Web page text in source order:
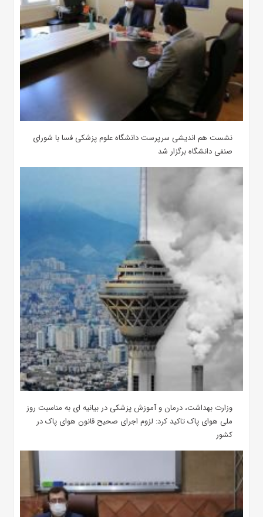
نشست هم اندیشی سرپرست دانشگاه علوم پزشکی فسا با شورای
صنفی دانشگاه برگزار شد
وزارت بهداشت، درمان و آموزش پزشکی در بیانیه ای به مناسبت روز
ملی هوای پاک تاکید کرد: لزوم اجرای صحیح قانون هوای پاک در
کشور